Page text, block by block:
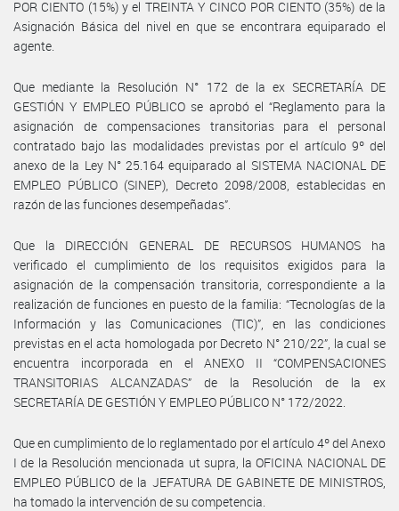
POR CIENTO (15%) y el TREINTA Y CINCO POR CIENTO (35%) de la
Asignación Básica del nivel en que se encontrara equiparado el
agente.
Que mediante la Resolución N° 172 de la ex SECRETARÍA DE
GESTIÓN Y EMPLEO PÚBLICO se aprobó el “Reglamento para la
asignación de compensaciones transitorias para el personal
contratado bajo las modalidades previstas por el artículo 9º del
anexo de la Ley N° 25.164 equiparado al SISTEMA NACIONAL DE
EMPLEO PÚBLICO (SINEP), Decreto 2098/2008, establecidas en
razón de las funciones desempeñadas”.
Que la DIRECCIÓN GENERAL DE RECURSOS HUMANOS ha
verificado el cumplimiento de los requisitos exigidos para la
asignación de la compensación transitoria, correspondiente a la
realización de funciones en puesto de la familia: “Tecnologías de la
Información y las Comunicaciones (TIC)”, en las condiciones
previstas en el acta homologada por Decreto N° 210/22”, la cual se
encuentra incorporada en el ANEXO II “COMPENSACIONES
TRANSITORIAS ALCANZADAS” de la Resolución de la ex
SECRETARÍA DE GESTIÓN Y EMPLEO PÚBLICO N° 172/2022.
Que en cumplimiento de lo reglamentado por el artículo 4º del Anexo
I de la Resolución mencionada ut supra, la OFICINA NACIONAL DE
EMPLEO PÚBLICO de la JEFATURA DE GABINETE DE MINISTROS,
ha tomado la intervención de su competencia.